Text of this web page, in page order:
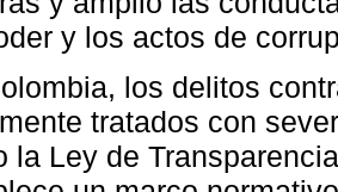
y los actos de
los delitos
tratados con
la Ley de